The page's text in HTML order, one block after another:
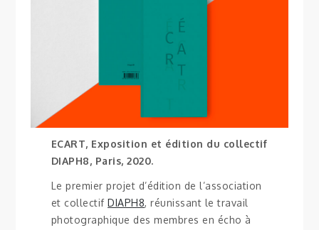
ECART, Exposition et édition du collectif
DIAPH8, Paris, 2020.
Le premier projet d’édition de l’association
et collectifDIAPH8, réunissant le travail
photographique des membres en écho à